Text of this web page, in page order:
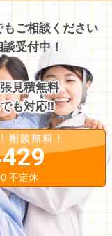
ご相談ください
受付中！
見積無料
も対応!!
不定休